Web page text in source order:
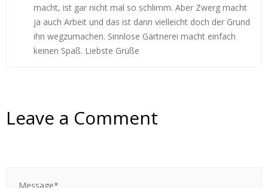
macht, ist gar nicht mal so schlimm. Aber Zwerg macht
ja auch Arbeit und das ist dann vielleicht doch der Grund
ihn wegzumachen. Sinnlose Gärtnerei macht einfach
keinen Spaß. Liebste Grüße
Leave a Comment